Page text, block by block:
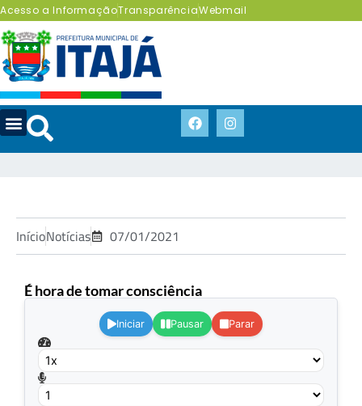
Acesso a InformaçãoTransparênciaWebmail
InícioNotícias 07/01/2021
É hora de tomar consciência
Iniciar Pausar Parar